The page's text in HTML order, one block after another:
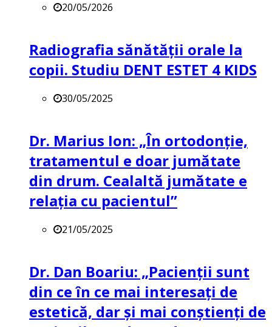
20/05/2026
Radiografia sănătății orale la
copii. Studiu DENT ESTET 4 KIDS
30/05/2025
Dr. Marius Ion: „În ortodonție,
tratamentul e doar jumătate
din drum. Cealaltă jumătate e
relația cu pacientul”
21/05/2025
Dr. Dan Boariu: „Pacienții sunt
din ce în ce mai interesați de
estetică, dar și mai conștienți de